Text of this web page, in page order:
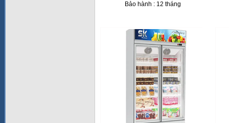
Bảo hành : 12 tháng